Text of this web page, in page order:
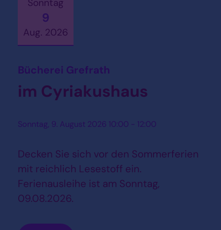
Sonntag
9
Aug. 2026
Bücherei Grefrath
im Cyriakushaus
Sonntag, 9. August 2026 10:00 - 12:00
Decken Sie sich vor den Sommerferien
mit reichlich Lesestoff ein.
Ferienausleihe ist am Sonntag,
09.08.2026.